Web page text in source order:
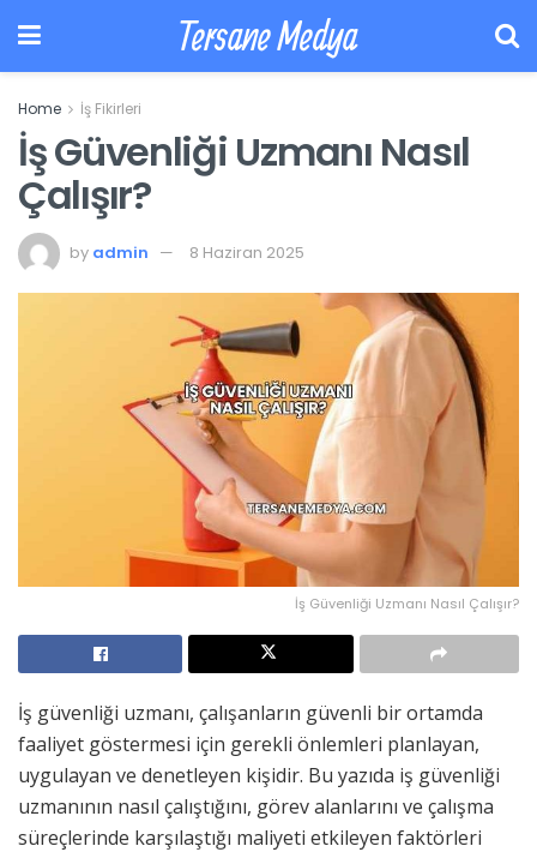
Tersane Medya
Home İş Fikirleri
İş Güvenliği Uzmanı Nasıl
Çalışır?
by admin 8 Haziran 2025
İş Güvenliği Uzmanı Nasıl Çalışır?
İş güvenliği uzmanı, çalışanların güvenli bir ortamda
faaliyet göstermesi için gerekli önlemleri planlayan,
uygulayan ve denetleyen kişidir. Bu yazıda iş güvenliği
uzmanının nasıl çalıştığını, görev alanlarını ve çalışma
süreçlerinde karşılaştığı maliyeti etkileyen faktörleri